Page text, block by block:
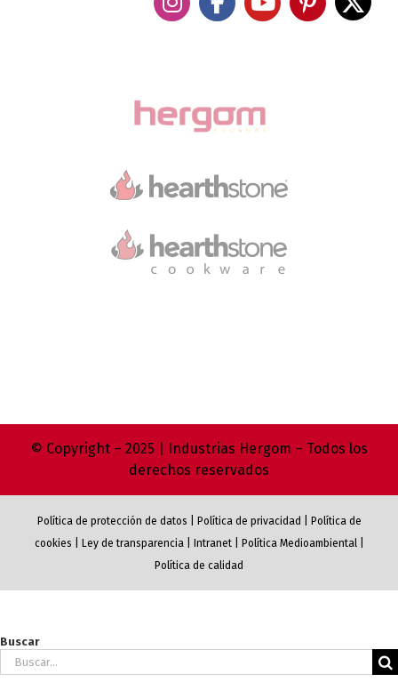
© Copyright – 2025 | Industrias Hergom – Todos los
derechos reservados
Política de protección de datos Política de privacidad
Política de
cookies
Ley de transparencia| Intranet| Política Medioambiental|
Política de calidad
Buscar
Buscar: